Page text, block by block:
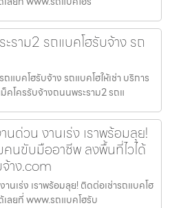
ราม2 รถแบคโฮรับจ้าง รถ
แบคโฮรับจ้าง รถแบคโฮให้เช่า บริการ
คโครรับจ้างถนนพระราม2 รถแ
ด่วน งานเร่ง เราพร้อมลุย!
นขับมืออาชีพ ลงพื้นที่ไวได้
าง.com
นเร่ง เราพร้อมลุย! ติดต่อเช่ารถแบคโฮ
ลยที่ www.รถแบคโฮรับ